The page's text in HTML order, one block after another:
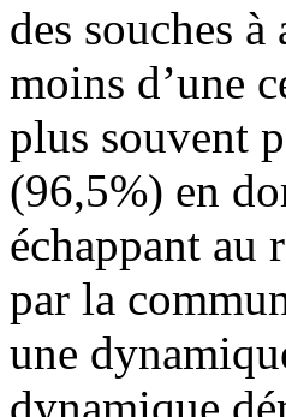
des souches
moins d’une
plus souvent
(96,5%) en
échappant au
par la
une